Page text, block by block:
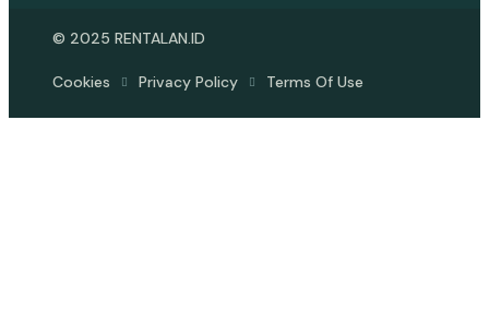
© 2025 RENTALAN.ID
Cookies Privacy Policy Terms Of Use